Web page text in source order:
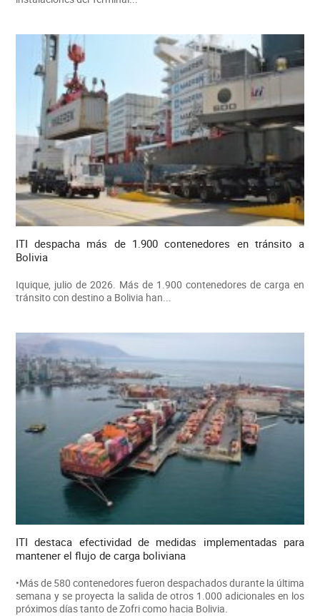
ITI despacha más de 1.900 contenedores en tránsito a
Bolivia
Iquique, julio de 2026. Más de 1.900 contenedores de carga en
tránsito con destino a Bolivia han...
ITI destaca efectividad de medidas implementadas para
mantener el flujo de carga boliviana
•Más de 580 contenedores fueron despachados durante la última
semana y se proyecta la salida de otros 1.000 adicionales en los
próximos días tanto de Zofri como hacia Bolivia.